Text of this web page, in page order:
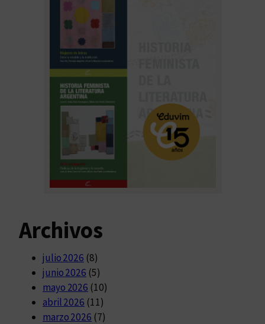
Archivos
julio 2026 (8)
junio 2026 (5)
mayo 2026 (10)
abril 2026 (11)
marzo 2026 (7)